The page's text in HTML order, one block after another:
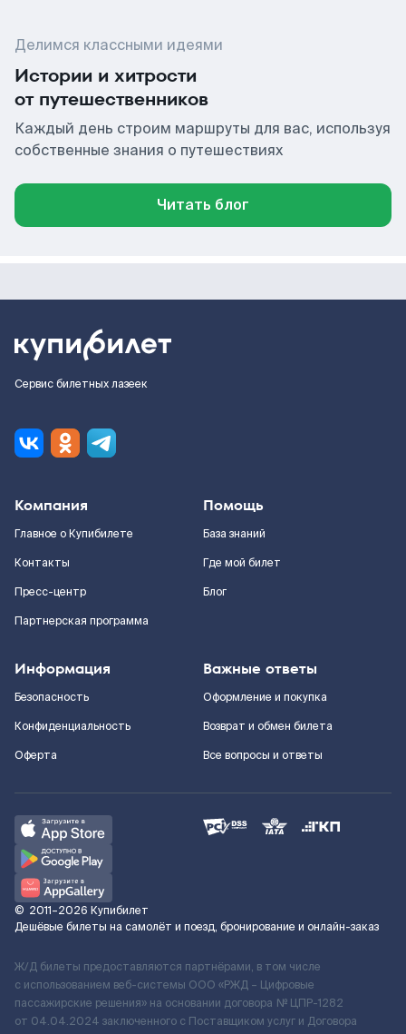
Делимся классными идеями
Истории и хитрости
от путешественников
Каждый день строим маршруты для вас, используя
собственные знания о путешествиях
Читать блог
Сервис билетных лазеек
Компания
Главное о Купибилете
Контакты
Пресс-центр
Партнерская программа
Помощь
База знаний
Где мой билет
Блог
Информация
Безопасность
Конфиденциальность
Оферта
Важные ответы
Оформление и покупка
Возврат и обмен билета
Все вопросы и ответы
© 2011–2026 Купибилет
Дешёвые билеты на самолёт и поезд, бронирование и онлайн-заказ
Ж/Д билеты предоставляются партнёрами, в том числе
с использованием веб-системы ООО «РЖД – Цифровые
пассажирские решения» на основании договора № ЦПР-1282
от 04.04.2024 заключенного с Поставщиком услуг и Договора